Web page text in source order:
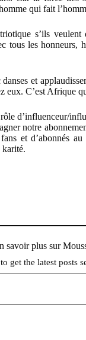
qui fait
s’ils veulent
tous les honneurs,
et
C’est Afrique
d’influenceur/
notre
et d’abonnés
karité.
savoir plus sur
get the latest posts